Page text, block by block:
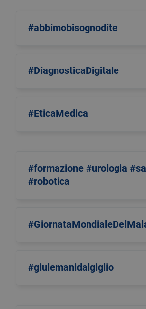
#abbimobisognodite
#DiagnosticaDigitale
#EticaMedica
#formazione #urologia
#robotica
#giulemanidalgiglio